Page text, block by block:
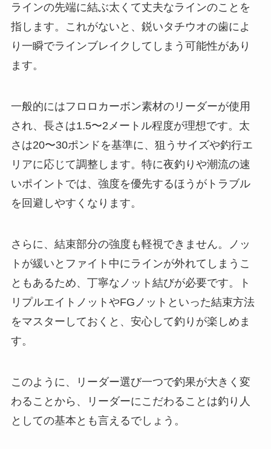
ラインの先端に結ぶ太くて丈夫なラインのことを
指します。これがないと、鋭いタチウオの歯によ
り一瞬でラインブレイクしてしまう可能性があり
ます。
一般的にはフロロカーボン素材のリーダーが使用
され、長さは1.5〜2メートル程度が理想です。太
さは20〜30ポンドを基準に、狙うサイズや釣行エ
リアに応じて調整します。特に夜釣りや潮流の速
いポイントでは、強度を優先するほうがトラブル
を回避しやすくなります。
さらに、結束部分の強度も軽視できません。ノッ
トが緩いとファイト中にラインが外れてしまうこ
ともあるため、丁寧なノット結びが必要です。ト
リプルエイトノットやFGノットといった結束方法
をマスターしておくと、安心して釣りが楽しめま
す。
このように、リーダー選び一つで釣果が大きく変
わることから、リーダーにこだわることは釣り人
としての基本とも言えるでしょう。